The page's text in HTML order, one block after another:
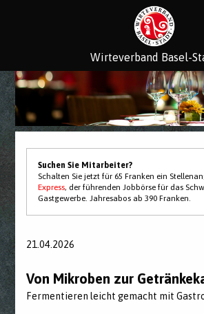
Wirteverband Basel-
Suchen Sie Mitarbeiter?
Schalten Sie jetzt für 65 Franken ein
Express, der führenden Jobbörse für das
Gastgewerbe. Jahresabos ab 390 Franken.
21.04.2026
Von Mikroben zur
Fermentieren leicht gemacht mit